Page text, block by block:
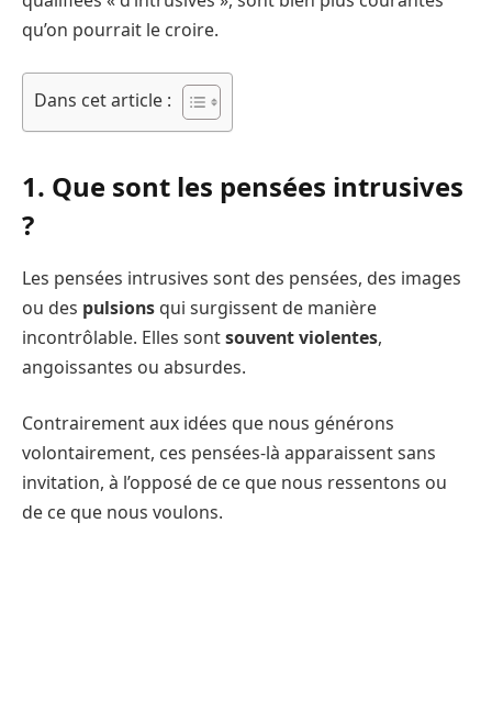
qu’on pourrait le croire.
Dans cet article :
1. Que sont les pensées intrusives
?
Les pensées intrusives sont des pensées, des images
ou des pulsions qui surgissent de manière
incontrôlable. Elles sontsouvent violentes,
angoissantes ou absurdes.
Contrairement aux idées que nous générons
volontairement, ces pensées-là apparaissent sans
invitation, à l’opposé de ce que nous ressentons ou
de ce que nous voulons.